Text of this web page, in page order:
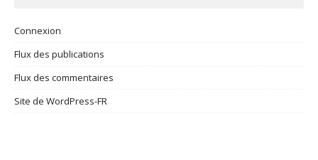
Connexion
Flux des publications
Flux des commentaires
Site de WordPress-FR